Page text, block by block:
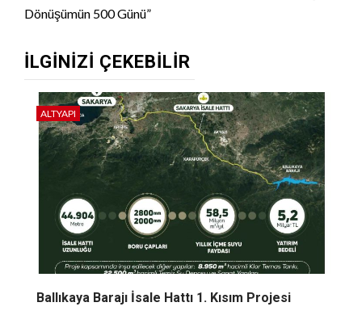
Dönüşümün 500 Günü”
İLGINIZI ÇEKEBILIR
ALTYAPI
Ballıkaya Barajı İsale Hattı 1. Kısım Projesi